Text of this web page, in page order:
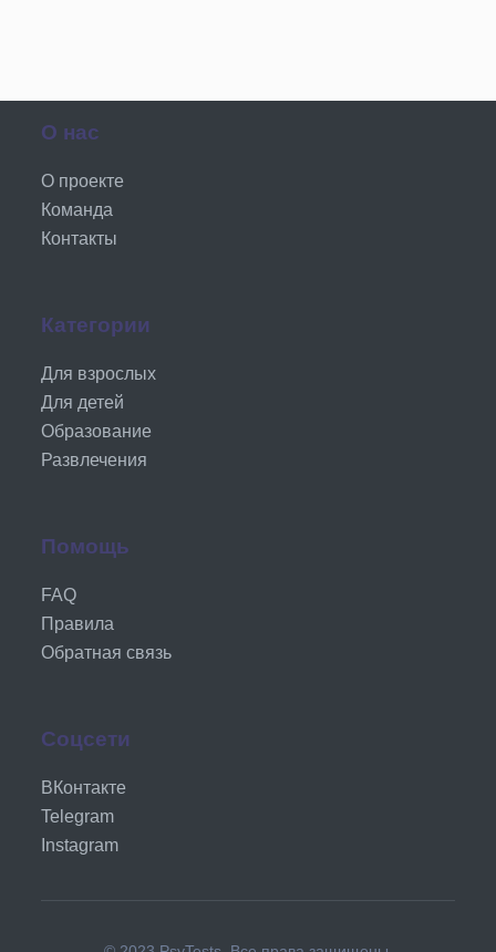
О нас
О проекте
Команда
Контакты
Категории
Для взрослых
Для детей
Образование
Развлечения
Помощь
FAQ
Правила
Обратная связь
Соцсети
ВКонтакте
Telegram
Instagram